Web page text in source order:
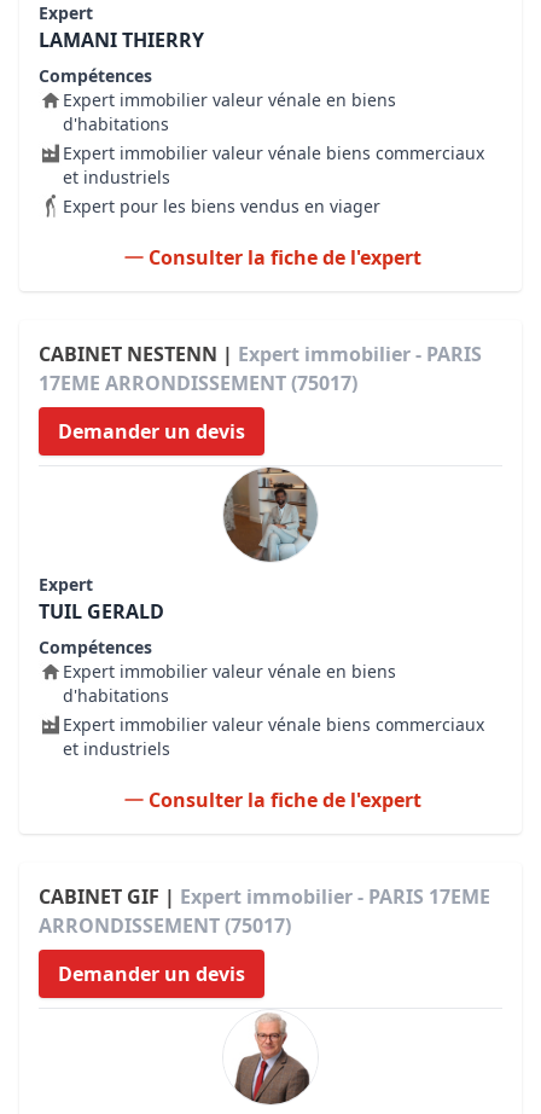
Expert
LAMANI THIERRY
Compétences
Expert immobilier valeur vénale en biens
d'habitations
Expert immobilier valeur vénale biens commerciaux
et industriels
Expert pour les biens vendus en viager
Consulter la fiche de l'expert
CABINET NESTENN | Expert immobilier - PARIS
17EME ARRONDISSEMENT (75017)
Demander un devis
Expert
TUIL GERALD
Compétences
Expert immobilier valeur vénale en biens
d'habitations
Expert immobilier valeur vénale biens commerciaux
et industriels
Consulter la fiche de l'expert
CABINET GIF | Expert immobilier - PARIS 17EME
ARRONDISSEMENT (75017)
Demander un devis